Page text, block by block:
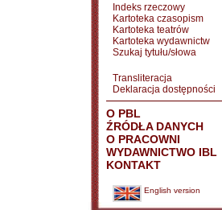
Indeks rzeczowy
Kartoteka czasopism
Kartoteka teatrów
Kartoteka wydawnictw
Szukaj tytułu/słowa
Transliteracja
Deklaracja dostępności
O PBL
ŹRÓDŁA DANYCH
O PRACOWNI
WYDAWNICTWO IBL
KONTAKT
English version